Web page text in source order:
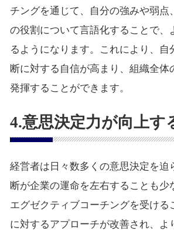
チングを通じて、自分の強みや弱点
の役割について言語化することで、
るようになります。これにより、自
断に対する自信が高まり、組織全体
発揮することができます。
4.意思決定力が向上す
経営者は日々数多くの意思決定を迫
断が企業の運命を左右することも少
エグゼクティブコーチングを受ける
に対するアプローチが改善され、よ